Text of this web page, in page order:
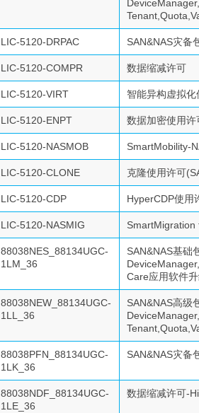
LIC-5120-DRPAC SAN&NAS灾备
LIC-5120-COMPR 数据缩减许可
LIC-5120-VIRT 智能异构虚拟化
LIC-5120-ENPT 数据加密使用许
LIC-5120-NASMOB SmartMobility-
LIC-5120-CLONE 克隆使用许可
LIC-5120-CDP HyperCDP使用
LIC-5120-NASMIG SmartMigration
88038NES_88134UGC-
1LM_36
SAN&NAS基础
Care应用软件
88038NEW_88134UGC-
1LL_36
SAN&NAS高级
88038PFN_88134UGC-
1LK_36
SAN&NAS灾备
88038NDF_88134UGC-
1LE_36
数据缩减许可-